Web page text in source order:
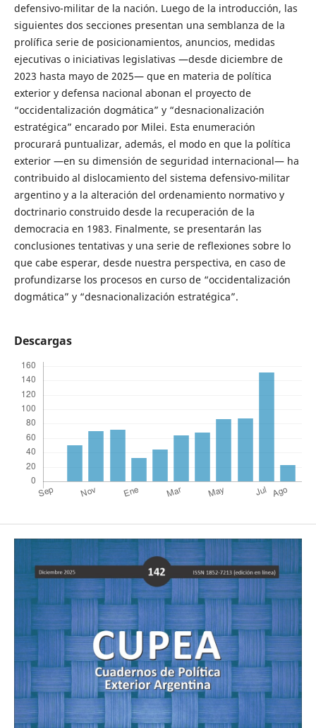
defensivo-militar de la nación. Luego de la introducción, las
siguientes dos secciones presentan una semblanza de la
prolífica serie de posicionamientos, anuncios, medidas
ejecutivas o iniciativas legislativas —desde diciembre de
2023 hasta mayo de 2025— que en materia de política
exterior y defensa nacional abonan el proyecto de
“occidentalización dogmática” y “desnacionalización
estratégica” encarado por Milei. Esta enumeración
procurará puntualizar, además, el modo en que la política
exterior —en su dimensión de seguridad internacional— ha
contribuido al dislocamiento del sistema defensivo-militar
argentino y a la alteración del ordenamiento normativo y
doctrinario construido desde la recuperación de la
democracia en 1983. Finalmente, se presentarán las
conclusiones tentativas y una serie de reflexiones sobre lo
que cabe esperar, desde nuestra perspectiva, en caso de
profundizarse los procesos en curso de “occidentalización
dogmática” y “desnacionalización estratégica”.
Descargas